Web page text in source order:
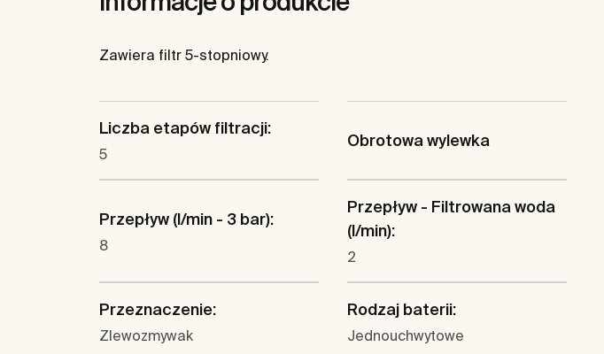
Zawiera filtr 5-stopniowy.
Liczba etapów filtracji:
5
Obrotowa wylewka
Przepływ (l/min - 3 bar):
8
Przepływ - Filtrowana woda
(l/min):
2
Przeznaczenie:
Zlewozmywak
Rodzaj baterii:
Jednouchwytowe